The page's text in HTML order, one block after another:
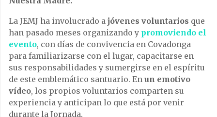
La JEMJ ha involucrado a jóvenes voluntarios que
han pasado meses organizando y promoviendo el
evento, con días de convivencia en Covadonga
para familiarizarse con el lugar, capacitarse en
sus responsabilidades y sumergirse en el espíritu
de este emblemático santuario. En un emotivo
vídeo, los propios voluntarios comparten su
experiencia y anticipan lo que está por venir
durante la Jornada.